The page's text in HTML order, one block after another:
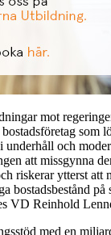
mot
som
underhåll och
att missgynna
riskerar ytterst att
bostadsbestånd på
VD Reinhold
med en